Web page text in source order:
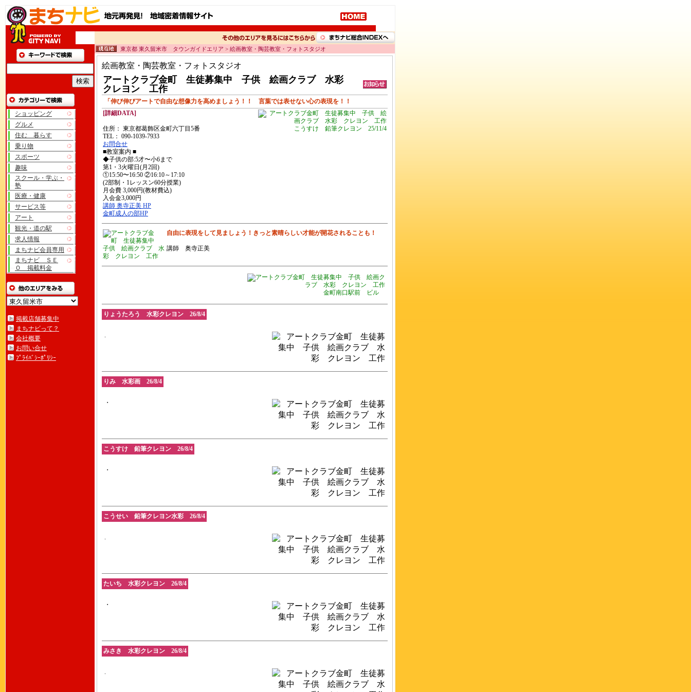
ショッピング
グルメ
住む 暮らす
乗り物
スポーツ
趣味
スクール・学ぶ・
塾
医療・健康
サービス等
アート
観光・道の駅
求人情報
まちナビ会員専用
まちナビ ＳＥ
Ｏ 掲載料金
掲載店舗募集中
まちナビって？
会社概要
お問い合せ
ﾌﾟﾗｲﾊﾞｼｰﾎﾟﾘｼｰ
東京都 東久留米市 タウンガイドエリア > 絵画教室・陶芸教室・フォトスタジオ
絵画教室・陶芸教室・フォトスタジオ
アートクラブ金町 生徒募集中 子供 絵画クラブ 水彩
クレヨン 工作
「伸び伸びアートで自由な想像力を高めましょう！！ 言葉では表せない心の表現を！！
[詳細DATA]
住所： 東京都葛飾区金町六丁目5番
TEL： 090-1039-7933
お問合せ
■教室案内 ■
◆子供の部:5才〜小6まで
第1・3火曜日(月2回)
①15:50〜16:50 ②16:10～17:10
(2部制・1レッスン60分授業)
月会費 3,000円(教材費込)
入会金3,000円
講師 奥寺正美 HP
金町成人の部HP
こうすけ 鉛筆クレヨン 25/11/4
自由に表現をして見ましょう！きっと素晴らしい才能が開花されることも！
講師 奥寺正美
金町南口駅前 ビル
りょうたろう 水彩クレヨン 26/8/4
.
りみ 水彩画 26/8/4
・
こうすけ 鉛筆クレヨン 26/8/4
・
こうせい 鉛筆クレヨン水彩 26/8/4
.
たいち 水彩クレヨン 26/8/4
・
みさき 水彩クレヨン 26/8/4
.